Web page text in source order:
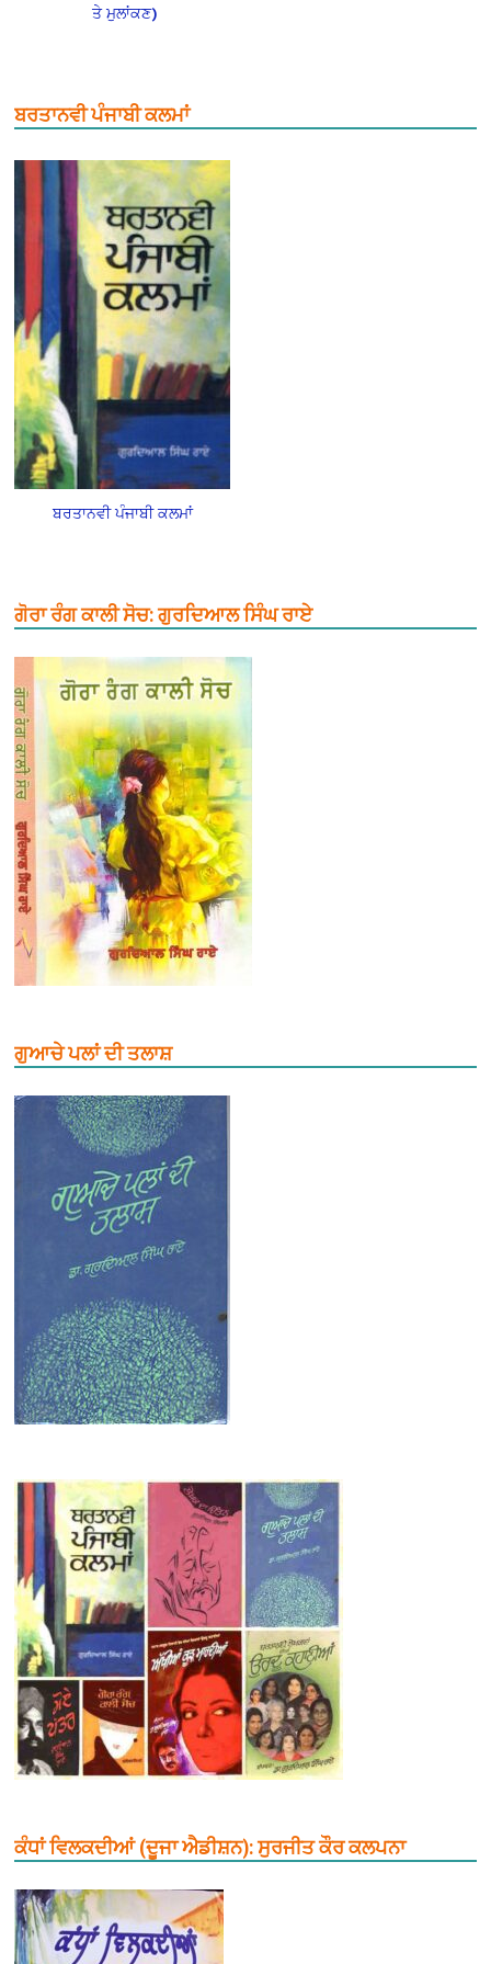
ਤੇ ਮੁਲਾਂਕਣ)
ਬਰਤਾਨਵੀ ਪੰਜਾਬੀ ਕਲਮਾਂ
ਬਰਤਾਨਵੀ ਪੰਜਾਬੀ ਕਲਮਾਂ
ਗੋਰਾ ਰੰਗ ਕਾਲੀ ਸੋਚ: ਗੁਰਦਿਆਲ ਸਿੰਘ ਰਾਏ
ਗੁਆਚੇ ਪਲਾਂ ਦੀ ਤਲਾਸ਼
ਕੰਧਾਂ ਵਿਲਕਦੀਆਂ (ਦੂਜਾ ਐਡੀਸ਼ਨ): ਸੁਰਜੀਤ ਕੌਰ ਕਲਪਨਾ